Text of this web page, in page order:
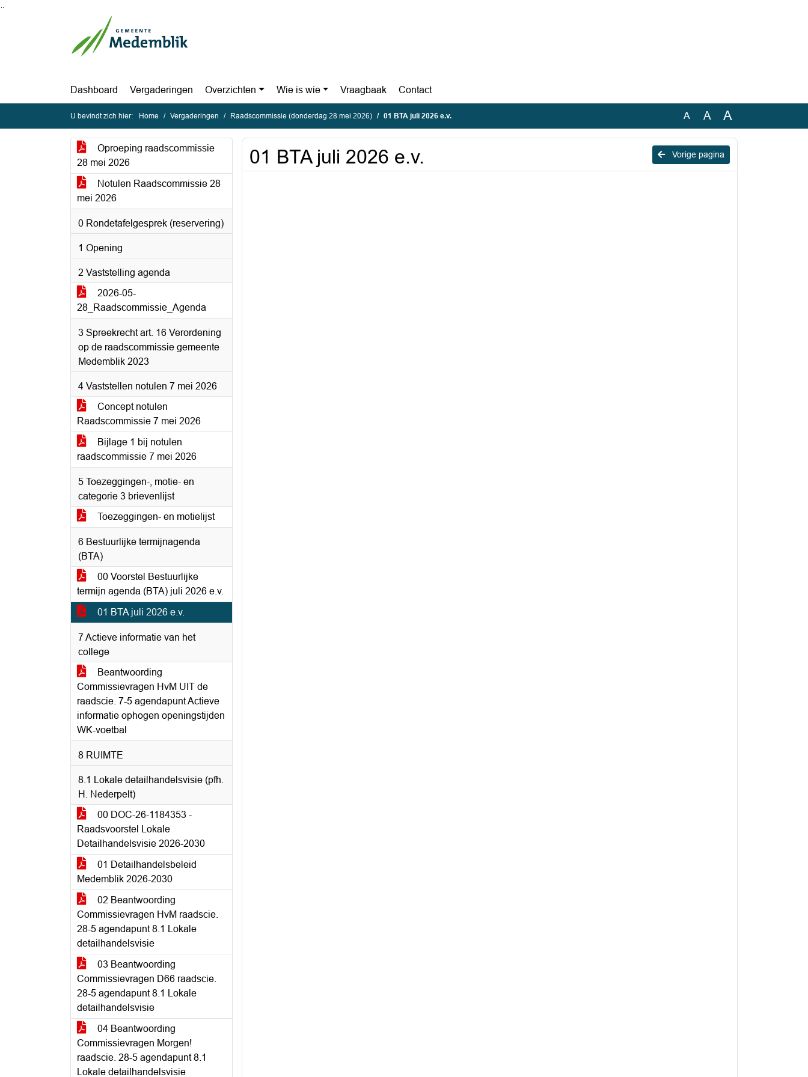
Ga naar de inhoud van deze pagina
Dashboard Vergaderingen Overzichten Wie is wie Vraagbaak Contact
U bevindt zich hier: Home Vergaderingen Raadscommissie (donderdag 28 mei 2026) 01 BTA juli 2026 e.v. A A A
Oproeping raadscommissie
28 mei 2026
Notulen Raadscommissie 28
mei 2026
0 Rondetafelgesprek (reservering)
1 Opening
2 Vaststelling agenda
2026-05-
28_Raadscommissie_Agenda
3 Spreekrecht art. 16 Verordening
op de raadscommissie gemeente
Medemblik 2023
4 Vaststellen notulen 7 mei 2026
Concept notulen
Raadscommissie 7 mei 2026
Bijlage 1 bij notulen
raadscommissie 7 mei 2026
5 Toezeggingen-, motie- en
categorie 3 brievenlijst
Toezeggingen- en motielijst
6 Bestuurlijke termijnagenda
(BTA)
00 Voorstel Bestuurlijke
termijn agenda (BTA) juli 2026 e.v.
01 BTA juli 2026 e.v.
7 Actieve informatie van het
college
Beantwoording
Commissievragen HvM UIT de
raadscie. 7-5 agendapunt Actieve
informatie ophogen openingstijden
WK-voetbal
8 RUIMTE
8.1 Lokale detailhandelsvisie (pfh.
H. Nederpelt)
00 DOC-26-1184353 -
Raadsvoorstel Lokale
Detailhandelsvisie 2026-2030
01 Detailhandelsbeleid
Medemblik 2026-2030
02 Beantwoording
Commissievragen HvM raadscie.
28-5 agendapunt 8.1 Lokale
detailhandelsvisie
03 Beantwoording
Commissievragen D66 raadscie.
28-5 agendapunt 8.1 Lokale
detailhandelsvisie
04 Beantwoording
Commissievragen Morgen!
raadscie. 28-5 agendapunt 8.1
Lokale detailhandelsvisie
Vorige pagina
01 BTA juli 2026 e.v.